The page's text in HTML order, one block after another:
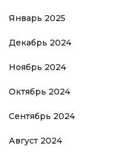
Январь 2025
Декабрь 2024
Ноябрь 2024
Октябрь 2024
Сентябрь 2024
Август 2024